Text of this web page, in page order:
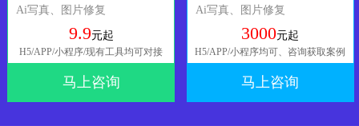
Ai写真、图片修复
9.9元起
H5/APP/小程序/现有工具均可对接
马上咨询
Ai写真、图片修复
3000元起
H5/APP/小程序均可、咨询获取案例
马上咨询